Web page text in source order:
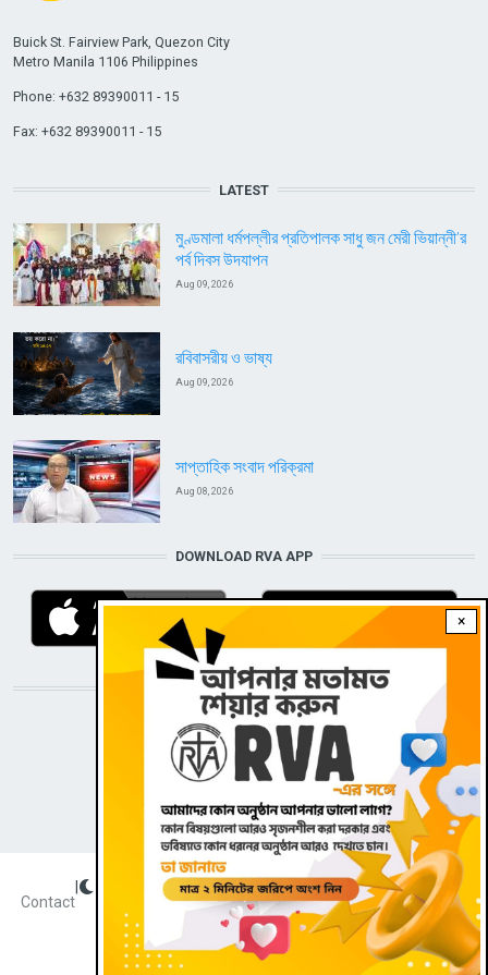
×
Buick St. Fairview Park, Quezon City
Metro Manila 1106 Philippines
Phone: +632 89390011 - 15
Fax: +632 89390011 - 15
LATEST
মুণ্ডমালা ধর্মপল্লীর প্রতিপালক সাধু জন মেরী ভিয়ান্নী’র
পর্ব দিবস উদযাপন
Aug 09, 2026
রবিবাসরীয় ও ভাষ্য
Aug 09, 2026
সাপ্তাহিক সংবাদ পরিক্রমা
Aug 08, 2026
DOWNLOAD RVA APP
STAY CONNECTED WITH US!
Radio Veritas Asia © 2022
Contact
Dark theme